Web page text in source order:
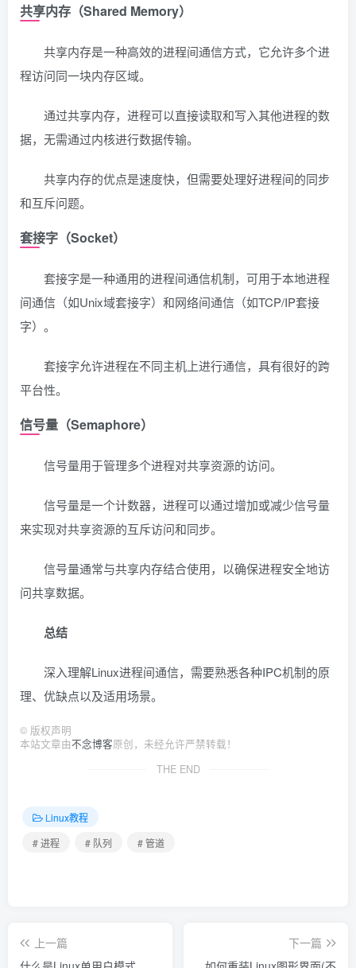
共享内存（Shared Memory）
共享内存是一种高效的进程间通信方式，它允许多个进
程访问同一块内存区域。
通过共享内存，进程可以直接读取和写入其他进程的数
据，无需通过内核进行数据传输。
共享内存的优点是速度快，但需要处理好进程间的同步
和互斥问题。
套接字（Socket）
套接字是一种通用的进程间通信机制，可用于本地进程
间通信（如Unix域套接字）和网络间通信（如TCP/IP套接
字）。
套接字允许进程在不同主机上进行通信，具有很好的跨
平台性。
信号量（Semaphore）
信号量用于管理多个进程对共享资源的访问。
信号量是一个计数器，进程可以通过增加或减少信号量
来实现对共享资源的互斥访问和同步。
信号量通常与共享内存结合使用，以确保进程安全地访
问共享数据。
总结
深入理解Linux进程间通信，需要熟悉各种IPC机制的原
理、优缺点以及适用场景。
© 版权声明
本站文章由不念博客原创，未经允许严禁转载！
THE END
Linux教程
# 进程
# 队列 # 管道
上一篇
下一篇